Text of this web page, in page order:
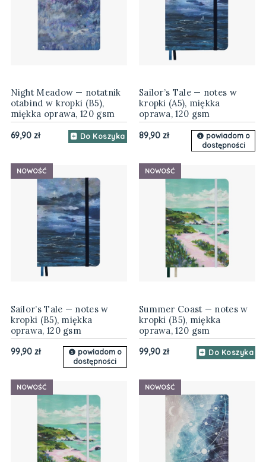
Night Meadow — notatnik
otabind w kropki (B5),
miękka oprawa, 120 gsm
69,90 zł Do Koszyka
Sailor’s Tale — notes w
kropki (A5), miękka
oprawa, 120 gsm
89,90 zł
powiadom o
dostępności
Sailor’s Tale — notes w
kropki (B5), miękka
oprawa, 120 gsm
99,90 zł
powiadom o
dostępności
NOWOŚĆ
Summer Coast — notes w
kropki (B5), miękka
oprawa, 120 gsm
99,90 zł Do Koszyka
NOWOŚĆ
NOWOŚĆ NOWOŚĆ